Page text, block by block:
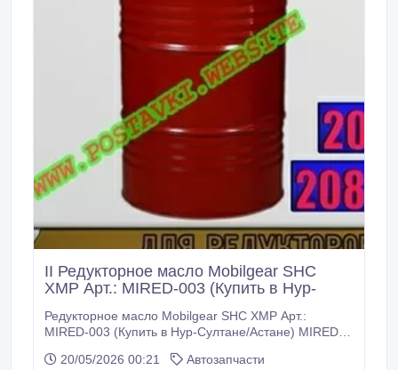
II Редукторное масло Mobilgear SHC
XMP Арт.: MIRED-003 (Купить в Нур-
Редукторное масло Mobilgear SHC XMP Арт.:
MIRED-003 (Купить в Нур-Султане/Астане) MIRED-
представляют собой полностью синтетические
20/05/2026 00:21
Автозапчасти